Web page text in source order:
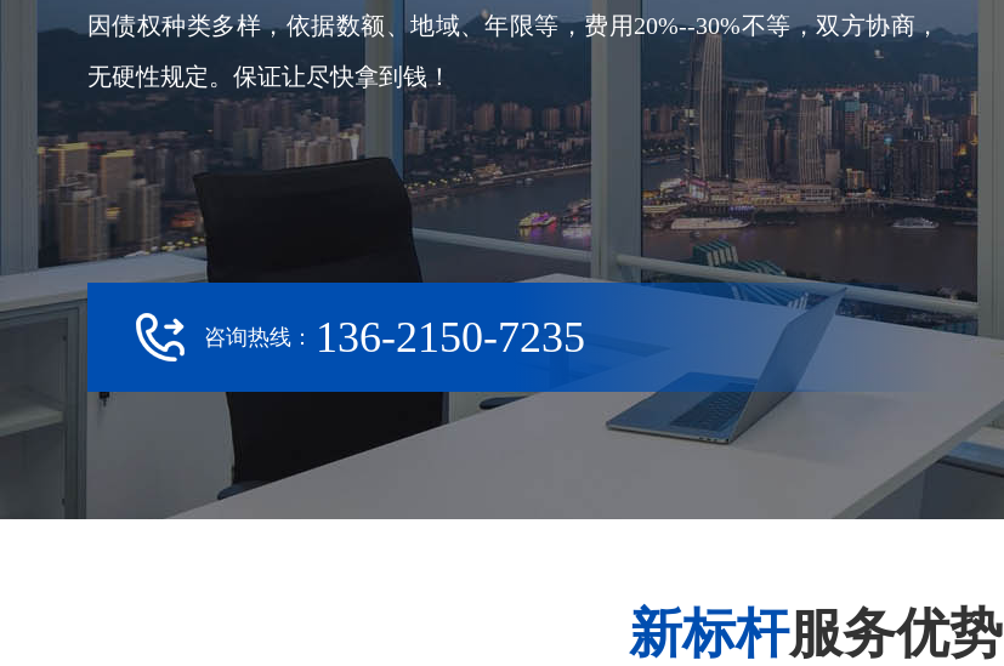
因债权种类多样，依据数额、地域、年限等，费用20%--30%不等，双方协商，
无硬性规定。保证让尽快拿到钱！
咨询热线： 136-2150-7235
新标杆服务优势